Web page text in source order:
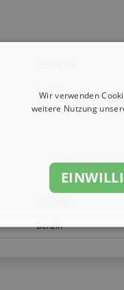
Benzin
Wir verwenden
weitere Nutzung